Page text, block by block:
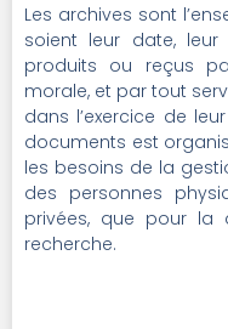
Les archives sont
soient leur date,
produits ou reçus
morale, et par tout
dans l’exercice de
documents est
les besoins de la
des personnes
privées, que pour la
recherche.